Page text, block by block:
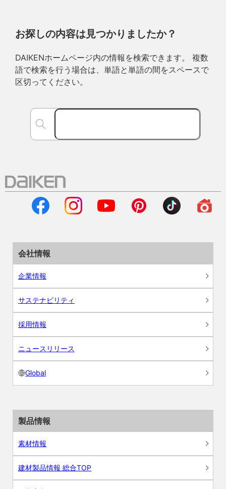
お探しの内容は見つかりましたか？
DAIKENホームページ内の情報を検索できます。 複数
語で検索を行う場合は、単語と単語の間をスペースで
区切ってください。
会社情報
企業情報
サステナビリティ
採用情報
ニュースリリース
Global
製品情報
素材情報
建材製品情報 総合TOP